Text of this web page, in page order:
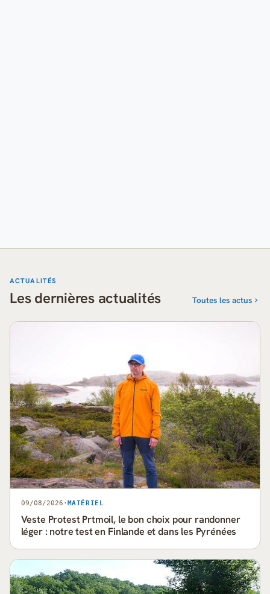
ACTUALITÉS
Les dernières actualités Toutes les actus
09/08/2026 · MATÉRIEL
Veste Protest Prtmoil, le bon choix pour randonner
léger : notre test en Finlande et dans les Pyrénées